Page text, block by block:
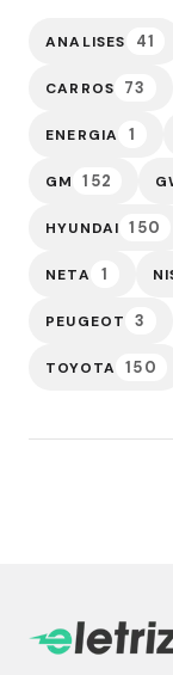
ANALISES 41
CARROS 73
ENERGIA 1
GM 152
HYUNDAI 150
NETA 1
PEUGEOT 3
TOYOTA 150